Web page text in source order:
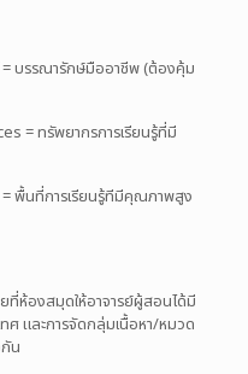
รรณารักษ์มืออาชีพ (ต้องคุ้ม
ทรัพยากรการเรียนรู้ที่มี
นที่การเรียนรู้ทีมีคุณภาพสูง
ห้องสมุดให้อาจารย์ผู้สอนได้มี
ศ และการจัดกลุ่มเนื้อหา/หมวด
น